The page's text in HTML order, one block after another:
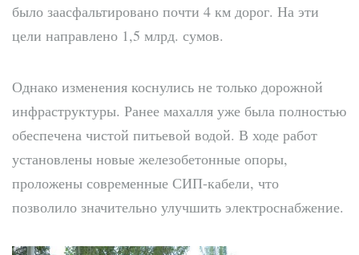
было заасфальтировано почти 4 км дорог. На эти
цели направлено 1,5 млрд. сумов.
Однако изменения коснулись не только дорожной
инфраструктуры. Ранее махалля уже была полностью
обеспечена чистой питьевой водой. В ходе работ
установлены новые железобетонные опоры,
проложены современные СИП-кабели, что
позволило значительно улучшить электроснабжение.